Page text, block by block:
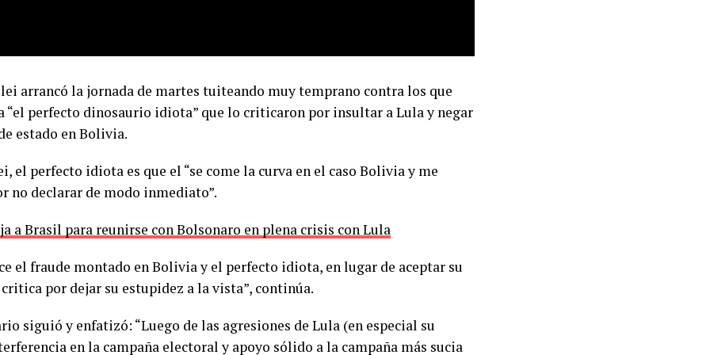
arrancó la jornada de martes tuiteando muy temprano contra los que
“el perfecto dinosaurio idiota” que lo criticaron por insultar a Lula y negar
estado en Bolivia.
el perfecto idiota es que el “se come la curva en el caso Bolivia y me
no declarar de modo inmediato”.
a Brasil para reunirse con Bolsonaro en plena crisis con Lula
el fraude montado en Bolivia y el perfecto idiota, en lugar de aceptar su
por dejar su estupidez a la vista”, continúa.
siguió y enfatizó: “Luego de las agresiones de Lula (en especial su
en la campaña electoral y apoyo sólido a la campaña más sucia